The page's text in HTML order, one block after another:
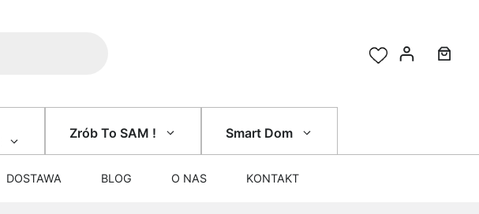
Zrób To SAM ! Smart Dom
DOSTAWA BLOG O NAS KONTAKT